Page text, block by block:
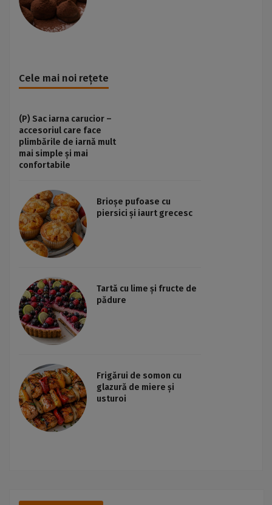
Cele mai noi rețete
(P) Sac iarna carucior –
accesoriul care face
plimbările de iarnă mult
mai simple și mai
confortabile
Brioșe pufoase cu
piersici și iaurt grecesc
Tartă cu lime și fructe de
pădure
Frigărui de somon cu
glazură de miere și
usturoi